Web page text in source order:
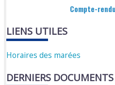
Compte-
LIENS UTILES
Horaires des marées
DERNIERS DOCUMENTS